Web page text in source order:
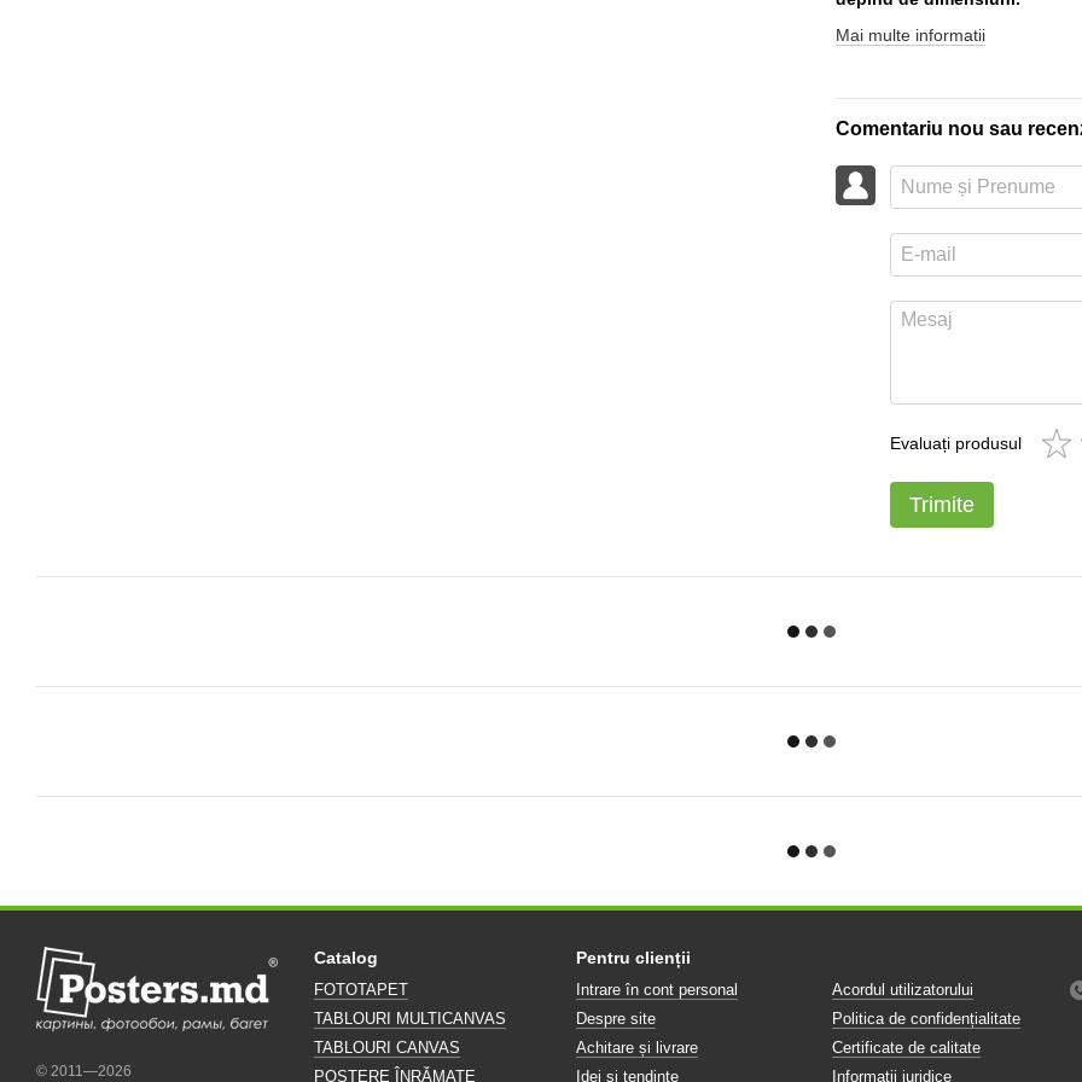
Mai multe informatii
Comentariu nou sau
Evaluați produsul
Trimite
© 2011—2026
Catalog
FOTOTAPET
TABLOURI MULTICANVAS
TABLOURI CANVAS
POSTERE ÎNRĂMATE
Pentru clienții
Intrare în cont personal
Despre site
Achitare și livrare
Idei și tendințe
Acordul utilizatorului
Politica de confidențialitate
Certificate de calitate
Informații juridice